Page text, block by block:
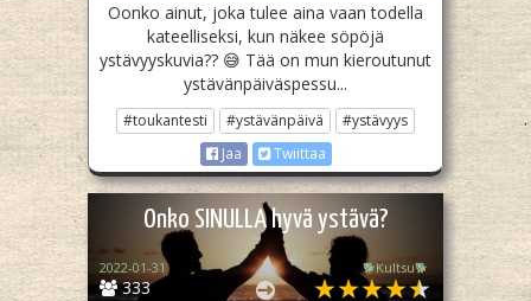
Oonko ainut, joka tulee aina vaan todella
kateelliseksi, kun näkee söpöjä
ystävyyskuvia?? 😅 Tää on mun kieroutunut
ystävänpäiväspessu...
#toukantesti #ystävänpäivä
#ystävyys
Jaa
Twiittaa
Onko SINULLA hyvä ystävä?
333
2022-01-31 🐕Kultsu🐕